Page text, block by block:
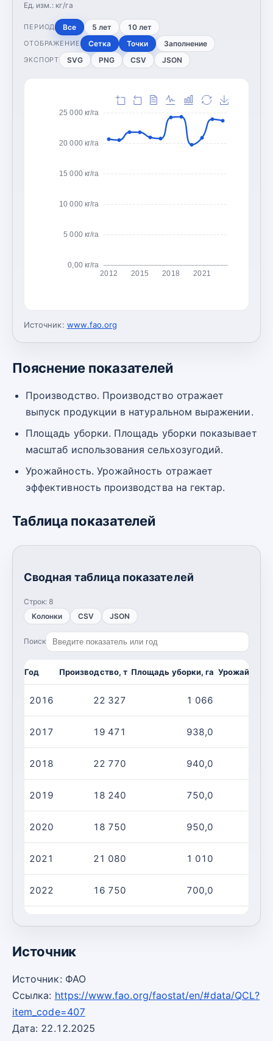
Ед. изм.: кг/га
ПЕРИОД Все 5 лет 10 лет
ОТОБРАЖЕНИЕ Сетка Точки Заполнение
ЭКСПОРТ SVG PNG CSV JSON
0,00 кг/га
5 000 кг/га
10 000 кг/га
15 000 кг/га
20 000 кг/га
25 000 кг/га
2012 2015 2018 2021
Источник: www.fao.org
Пояснение показателей
Производство. Производство отражает
выпуск продукции в натуральном выражении.
Площадь уборки. Площадь уборки показывает
масштаб использования сельхозугодий.
Урожайность. Урожайность отражает
эффективность производства на гектар.
Таблица показателей
Сводная таблица показателей
Строк: 8
Колонки
CSV JSON
Поиск
Год Производство, т Площадь уборки, га
2016 22 327 1 066
2017 19 471 938,0
2018 22 770 940,0
2019 18 240 750,0
2020 18 750 950,0
2021 21 080 1 010
2022 16 750 700,0
Источник
Источник: ФАО
Ссылка: https://www.fao.org/faostat/en/#data/QCL?
item_code=407
Дата: 22.12.2025